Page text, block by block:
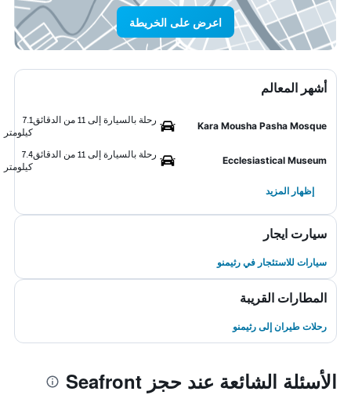
اعرض على الخريطة
أشهر المعالم
Kara Mousha Pasha Mosque
رحلة بالسيارة إلى 11 من الدقائق
7.1
كيلومتر
Ecclesiastical Museum
رحلة بالسيارة إلى 11 من الدقائق
7.4
كيلومتر
إظهار المزيد
سيارت ايجار
سيارات للاستئجار في رثيمنو
المطارات القريبة
رحلات طيران إلى رثيمنو
الأسئلة الشائعة عند حجز Seafront